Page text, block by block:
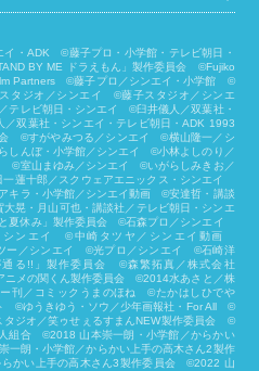
イ・ADK ©藤子プロ・小学館・テレビ朝日・
BY ME ドラえもん」製作委員会 ©Fujiko
Partners ©藤子プロ／シンエイ・小学館 ©
タジオ／シンエイ ©藤子スタジオ／シンエ
レビ朝日・シンエイ ©臼井儀人／双葉社・
双葉社・シンエイ・テレビ朝日・ADK 1993
©すがやみつる／シンエイ ©横山隆一／シ
んぼ・小学館／シンエイ ©小林よしのり／
©室山まゆみ／シンエイ ©いがらしみきお／
蓮十郎／スクウェアエニックス・シンエイ
キラ・小学館／シンエイ動画 ©安達哲・講談
晃・月山可也・講談社／テレビ朝日・シンエ
夏休み」製作委員会 ©石森プロ／シンエイ
ンエイ ©中崎タツヤ／シンエイ動画
ー／シンエイ ©光プロ／シンエイ ©石崎洋
通る!!」製作委員会 ©森繁拓真／株式会社
ニメの関くん製作委員会 ©2014水あさと／株
刊／コミックうまのほね ©たかはしひでや
©ゆうきゆう・ソウ／少年画報社・For All ©
ジオ／笑ゥせぇるすまんNEW製作委員会 ©
組合 ©2018 山本崇一朗・小学館／からかい
一朗・小学館／からかい上手の高木さん2製作
かい上手の高木さん3製作委員会 ©2022 山